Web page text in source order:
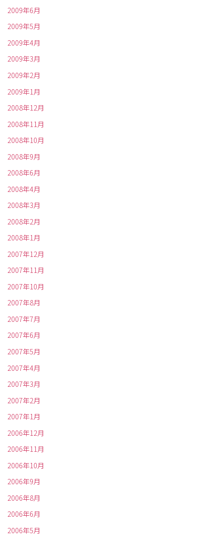
2009年6月
2009年5月
2009年4月
2009年3月
2009年2月
2009年1月
2008年12月
2008年11月
2008年10月
2008年9月
2008年6月
2008年4月
2008年3月
2008年2月
2008年1月
2007年12月
2007年11月
2007年10月
2007年8月
2007年7月
2007年6月
2007年5月
2007年4月
2007年3月
2007年2月
2007年1月
2006年12月
2006年11月
2006年10月
2006年9月
2006年8月
2006年6月
2006年5月